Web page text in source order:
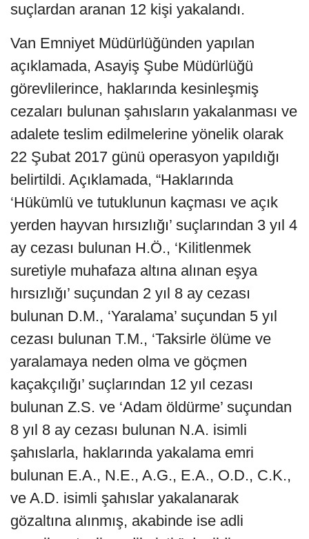
suçlardan aranan 12 kişi yakalandı.
Van Emniyet Müdürlüğünden yapılan
açıklamada, Asayiş Şube Müdürlüğü
görevlilerince, haklarında kesinleşmiş
cezaları bulunan şahısların yakalanması ve
adalete teslim edilmelerine yönelik olarak
22 Şubat 2017 günü operasyon yapıldığı
belirtildi. Açıklamada, “Haklarında
‘Hükümlü ve tutuklunun kaçması ve açık
yerden hayvan hırsızlığı’ suçlarından 3 yıl 4
ay cezası bulunan H.Ö., ‘Kilitlenmek
suretiyle muhafaza altına alınan eşya
hırsızlığı’ suçundan 2 yıl 8 ay cezası
bulunan D.M., ‘Yaralama’ suçundan 5 yıl
cezası bulunan T.M., ‘Taksirle ölüme ve
yaralamaya neden olma ve göçmen
kaçakçılığı’ suçlarından 12 yıl cezası
bulunan Z.S. ve ‘Adam öldürme’ suçundan
8 yıl 8 ay cezası bulunan N.A. isimli
şahıslarla, haklarında yakalama emri
bulunan E.A., N.E., A.G., E.A., O.D., C.K.,
ve A.D. isimli şahıslar yakalanarak
gözaltına alınmış, akabinde ise adli